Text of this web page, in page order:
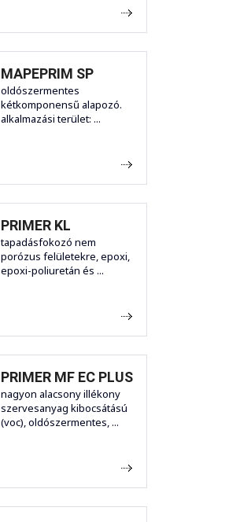
MAPEPRIM SP
oldószermentes
kétkomponensű alapozó.
alkalmazási terület: ...
PRIMER KL
tapadásfokozó nem
porózus felületekre, epoxi,
epoxi-poliuretán és ...
PRIMER MF EC PLUS
nagyon alacsony illékony
szervesanyag kibocsátású
(voc), oldószermentes, ...